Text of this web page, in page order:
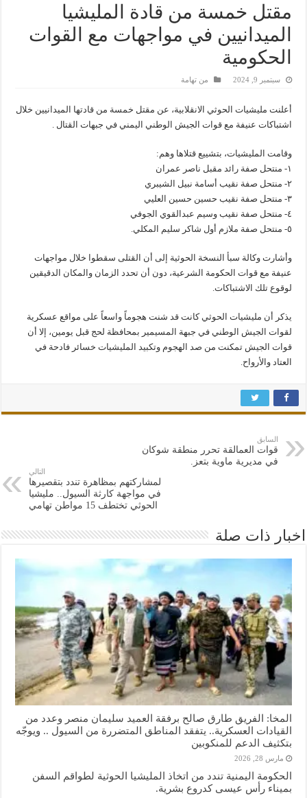
مقتل خمسة من قادة المليشيا
الميدانيين في مواجهات مع القوات
الحكومية
سبتمبر 9, 2024 من تهامة
أعلنت مليشيات الحوثي الانقلابية، عن مقتل خمسة من قادتها الميدانيين خلال
اشتباكات عنيفة مع قوات الجيش الوطني اليمني في جبهات القتال .
وقامت المليشيات، بتشييع قتلاها وهم:
١- منتحل صفة رائد مقبل ناصر عمران
٢- منتحل صفة نقيب أسامة نبيل الشيبري
٣- منتحل صفة نقيب حسين حسين العليي
٤- منتحل صفة نقيب وسيم عبدالقوي الجوفي
٥- منتحل صفة ملازم أول شاكر سليم المكلي.
وأشارت وكالة سبأ النسخة الحوثية إلى أن القتلى سقطوا خلال مواجهات
عنيفة مع قوات الحكومة الشرعية، دون أن تحدد الزمان والمكان الدقيقين
لوقوع تلك الاشتباكات.
يذكر أن مليشيات الحوثي كانت قد شنت هجوماً واسعاً على مواقع عسكرية
لقوات الجيش الوطني في جبهة المسيمير بمحافظة لحج قبل يومين، إلا أن
قوات الجيش تمكنت من صد الهجوم وتكبيد المليشيات خسائر فادحة في
العتاد والأرواح.
السابق
قوات العمالقة تحرر منطقة شوكان
في مديرية ماوية بتعز.
التالي
لمشاركتهم بمظاهرة تندد بتقصيرها
في مواجهة كارثة السيول.. مليشيا
الحوثي تختطف 15 مواطن تهامي
اخبار ذات صلة
المخا: الفريق طارق صالح برفقة العميد سليمان منصر وعدد من
القيادات العسكرية.. يتفقد المناطق المتضررة من السيول .. ويوجّه
بتكثيف الدعم للمنكوبين
مارس 28, 2026
الحكومة اليمنية تندد من اتخاذ المليشيا الحوثية لطواقم السفن
بميناء رأس عيسى كدروع بشرية.